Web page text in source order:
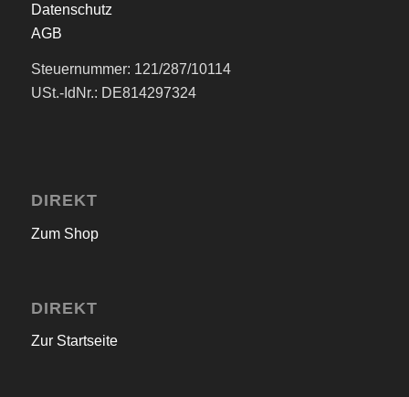
Datenschutz
AGB
Steuernummer: 121/287/10114
USt.-IdNr.: DE814297324
DIREKT
Zum Shop
DIREKT
Zur Startseite